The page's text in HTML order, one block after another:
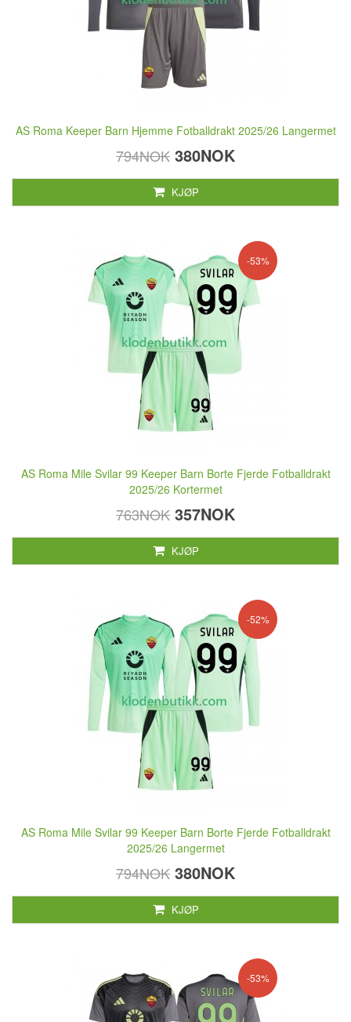
AS Roma Keeper Barn Hjemme Fotballdrakt 2025/26 Langermet
794NOK 380NOK
KJØP
-53%
AS Roma Mile Svilar 99 Keeper Barn Borte Fjerde Fotballdrakt
2025/26 Kortermet
763NOK 357NOK
KJØP
-52%
AS Roma Mile Svilar 99 Keeper Barn Borte Fjerde Fotballdrakt
2025/26 Langermet
794NOK 380NOK
KJØP
-53%